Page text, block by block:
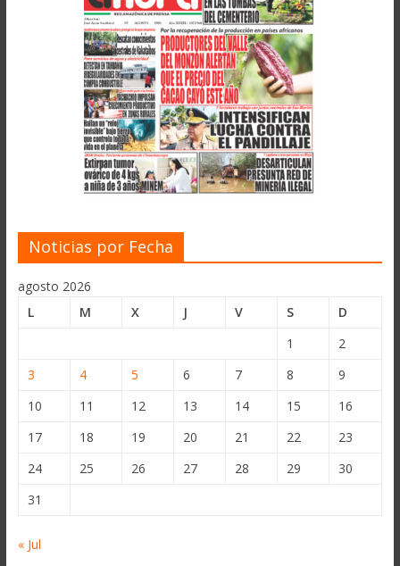
Noticias por Fecha
agosto 2026
L
M X J V S
D
1
2
3
4 5 6 7 8
9
10
11 12 13 14 15
16
17
18 19 20 21 22
23
24
25 26 27 28 29
30
31
« Jul